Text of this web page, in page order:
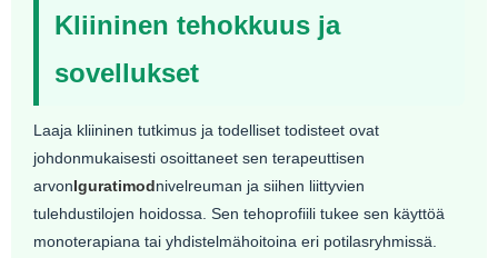
Kliininen tehokkuus ja
sovellukset
Laaja kliininen tutkimus ja todelliset todisteet ovat
johdonmukaisesti osoittaneet sen terapeuttisen
arvonIguratimodnivelreuman ja siihen liittyvien
tulehdustilojen hoidossa. Sen tehoprofiili tukee sen käyttöä
monoterapiana tai yhdistelmähoitoina eri potilasryhmissä.